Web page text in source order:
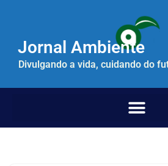
paraJornal Ambiente
Divulgando a vida, cuidando do